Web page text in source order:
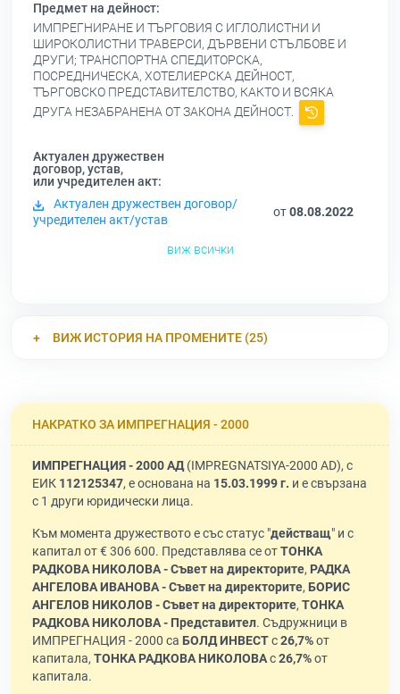
Предмет на дейност:
ИМПРЕГНИРАНЕ И ТЪРГОВИЯ С ИГЛОЛИСТНИ И
ШИРОКОЛИСТНИ ТРАВЕРСИ, ДЪРВЕНИ СТЪЛБОВЕ И
ДРУГИ; ТРАНСПОРТНА СПЕДИТОРСКА,
ПОСРЕДНИЧЕСКА, ХОТЕЛИЕРСКА ДЕЙНОСТ,
ТЪРГОВСКО ПРЕДСТАВИТЕЛСТВО, КАКТО И ВСЯКА
ДРУГА НЕЗАБРАНЕНА ОТ ЗАКОНА ДЕЙНОСТ.
Актуален дружествен
договор, устав,
или учредителен акт:
Актуален дружествен договор/
учредителен акт/устав
от08.08.2022
виж всички
ВИЖ ИСТОРИЯ НА ПРОМЕНИТЕ (25)
НАКРАТКО ЗА ИМПРЕГНАЦИЯ - 2000
ИМПРЕГНАЦИЯ - 2000 АД(IMPREGNATSIYA-2000 AD), с
ЕИК 112125347, е основана на 15.03.1999 г. и е свързана
с 1 други юридически лица.
Към момента дружеството е със статус "действащ" и с
капитал от € 306 600. Представлява се отТОНКА
РАДКОВА НИКОЛОВА - Съвет на директорите, РАДКА
АНГЕЛОВА ИВАНОВА - Съвет на директорите, БОРИС
АНГЕЛОВ НИКОЛОВ - Съвет на директорите, ТОНКА
РАДКОВА НИКОЛОВА - Представител. Съдружници в
ИМПРЕГНАЦИЯ - 2000 са БОЛД ИНВЕСТс26,7%от
капитала, ТОНКА РАДКОВА НИКОЛОВАс26,7%от
капитала.